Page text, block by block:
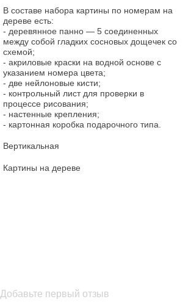
В составе набора картины по номерам на
дереве есть:
- деревянное панно — 5 соединенных
между собой гладких сосновых дощечек со
схемой;
- акриловые краски на водной основе с
указанием номера цвета;
- две нейлоновые кисти;
- контрольный лист для проверки в
процессе рисования;
- настенные крепления;
- картонная коробка подарочного типа.
Вертикальная
Картины на дереве
Добавьте первый отзыв